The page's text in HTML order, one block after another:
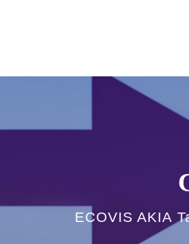
ECOVIS AKIA